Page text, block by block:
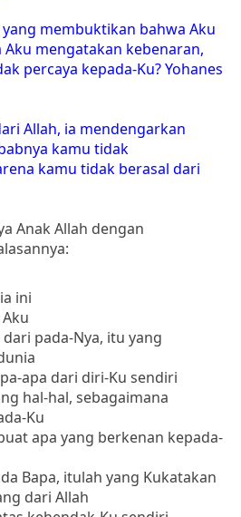
membuktikan bahwa Aku
Aku mengatakan kebenaran,
percaya kepada-Ku? Yohanes
Allah, ia mendengarkan
kamu tidak
kamu tidak berasal dari
Anak Allah dengan
ini
pada-Nya, itu yang
apa dari diri-Ku sendiri
hal-hal, sebagaimana
Ku
apa yang berkenan kepada-
Bapa, itulah yang Kukatakan
dari Allah